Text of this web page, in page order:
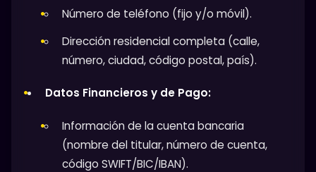
Número de teléfono (fijo y/o móvil).
Dirección residencial completa (calle,
número, ciudad, código postal, país).
Datos Financieros y de Pago:
Información de la cuenta bancaria
(nombre del titular, número de cuenta,
código SWIFT/BIC/IBAN).